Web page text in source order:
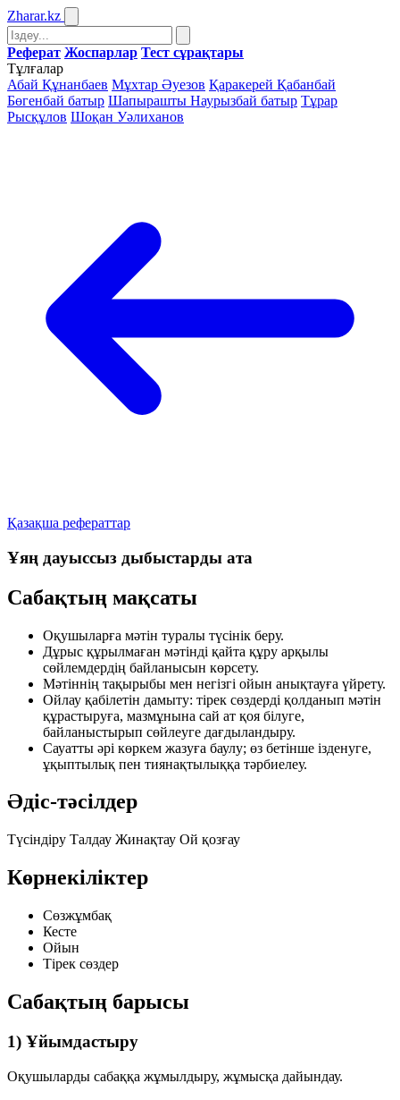
Zharar.kz
Реферат Жоспарлар Тест сұрақтары
Тұлғалар
Абай Құнанбаев Мұхтар Әуезов Қаракерей Қабанбай
Бөгенбай батыр Шапырашты Наурызбай батыр Тұрар
Рысқұлов Шоқан Уәлиханов
Қазақша рефераттар
Ұяң дауыссыз дыбыстарды ата
Сабақтың мақсаты
Оқушыларға мәтін туралы түсінік беру.
Дұрыс құрылмаған мәтінді қайта құру арқылы
сөйлемдердің байланысын көрсету.
Мәтіннің тақырыбы мен негізгі ойын анықтауға үйрету.
Ойлау қабілетін дамыту: тірек сөздерді қолданып мәтін
құрастыруға, мазмұнына сай ат қоя білуге,
байланыстырып сөйлеуге дағдыландыру.
Сауатты әрі көркем жазуға баулу; өз бетінше ізденуге,
ұқыптылық пен тиянақтылыққа тәрбиелеу.
Әдіс-тәсілдер
Түсіндіру Талдау Жинақтау Ой қозғау
Көрнекіліктер
Сөзжұмбақ
Кесте
Ойын
Тірек сөздер
Сабақтың барысы
1) Ұйымдастыру
Оқушыларды сабаққа жұмылдыру, жұмысқа дайындау.